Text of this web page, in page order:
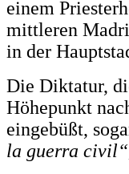
einem
mittleren
in der
Die Diktatur,
Höhepunkt
eingebüßt,
la guerra